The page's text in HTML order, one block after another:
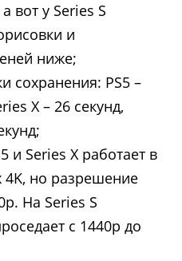
вот у Series S
и
ниже;
сохранения: PS5 –
X – 26 секунд,
и Series X работает в
4K, но разрешение
На Series S
с 1440p до